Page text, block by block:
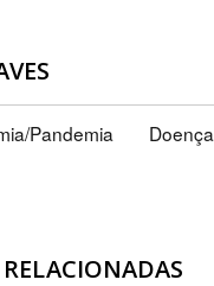
Pandemia Doença